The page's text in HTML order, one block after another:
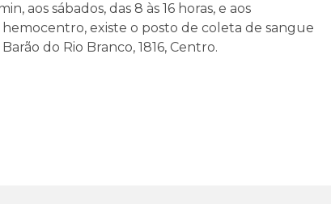
aos sábados, das 8 às 16 horas, e aos
hemocentro, existe o posto de coleta de sangue
do Rio Branco, 1816, Centro.